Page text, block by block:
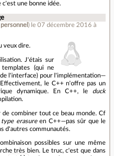
une bonne idée.
) le 07 décembre 2016 à
veux dire.
J'étais sur
(qui ne
l'interface) pour l'implémentation—
le C++ n'offre pas un
dynamique. En C++, le duck
de combiner tout ce beau monde. Cf
type erasureen C++—pas sûr que le
d'autres communautés.
possibles sur une même
très bien. Le truc, c'est que dans